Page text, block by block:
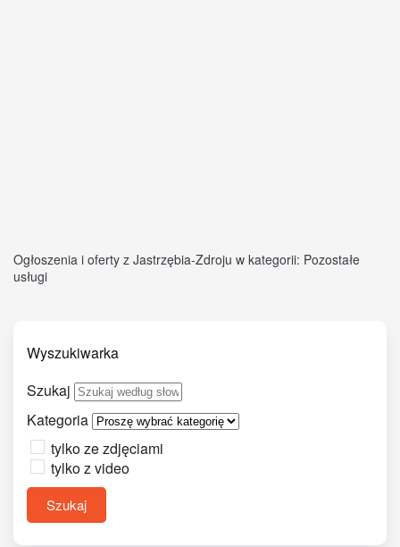
Ogłoszenia i oferty z Jastrzębia-Zdroju w kategorii: Pozostałe
usługi
Wyszukiwarka
Szukaj
Kategoria
tylko ze zdjęciami
tylko z video
Szukaj